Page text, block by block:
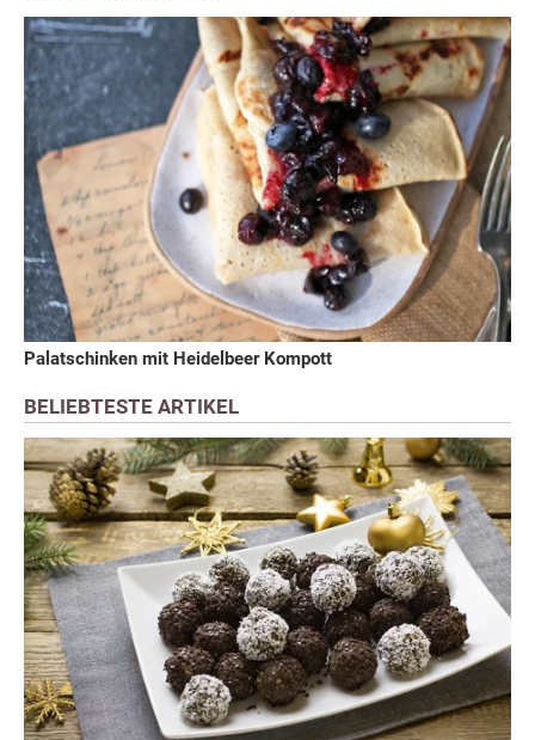
Palatschinken mit Heidelbeer Kompott
BELIEBTESTE ARTIKEL